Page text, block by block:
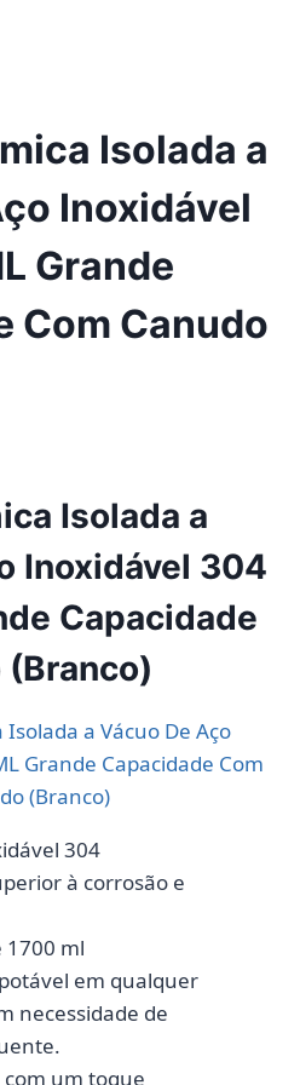
Isolada a
Inoxidável
Grande
Com Canudo
Isolada a
Inoxidável 304
Capacidade
(Branco)
304
à corrosão e
1700 ml
em qualquer
necessidade de
um toque